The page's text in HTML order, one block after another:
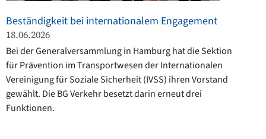
Beständigkeit bei internationalem Engagement
18.06.2026
Bei der Generalversammlung in Hamburg hat die Sektion
für Prävention im Transportwesen der Internationalen
Vereinigung für Soziale Sicherheit (IVSS) ihren Vorstand
gewählt. Die BG Verkehr besetzt darin erneut drei
Funktionen.